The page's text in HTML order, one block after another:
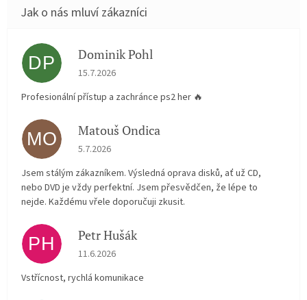
DP Dominik Pohl
Hodnocení obchodu je 5 z 5 hvězdiček.
15.7.2026
Profesionální přístup a zachránce ps2 her 🔥
MO Matouš Ondica
Hodnocení obchodu je 5 z 5 hvězdiček.
5.7.2026
Jsem stálým zákazníkem. Výsledná oprava disků, ať už CD,
nebo DVD je vždy perfektní. Jsem přesvědčen, že lépe to
nejde. Každému vřele doporučuji zkusit.
PH Petr Hušák
Hodnocení obchodu je 5 z 5 hvězdiček.
11.6.2026
Vstřícnost, rychlá komunikace